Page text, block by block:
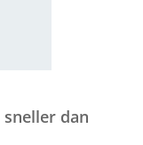
sneller dan